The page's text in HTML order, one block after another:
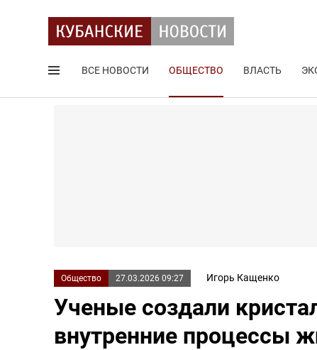
ВСЕ НОВОСТИ ОБЩЕСТВО ВЛАСТЬ
Общество 27.03.2026 09:27 Игорь Кащенко
Ученые создали
внутренние процессы